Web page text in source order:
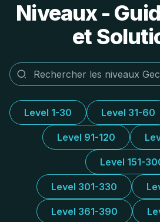
Niveaux -
et
Level 1-30 Level 31-60
Level 91-120
Level 151-
Level 301-330
Level 361-390